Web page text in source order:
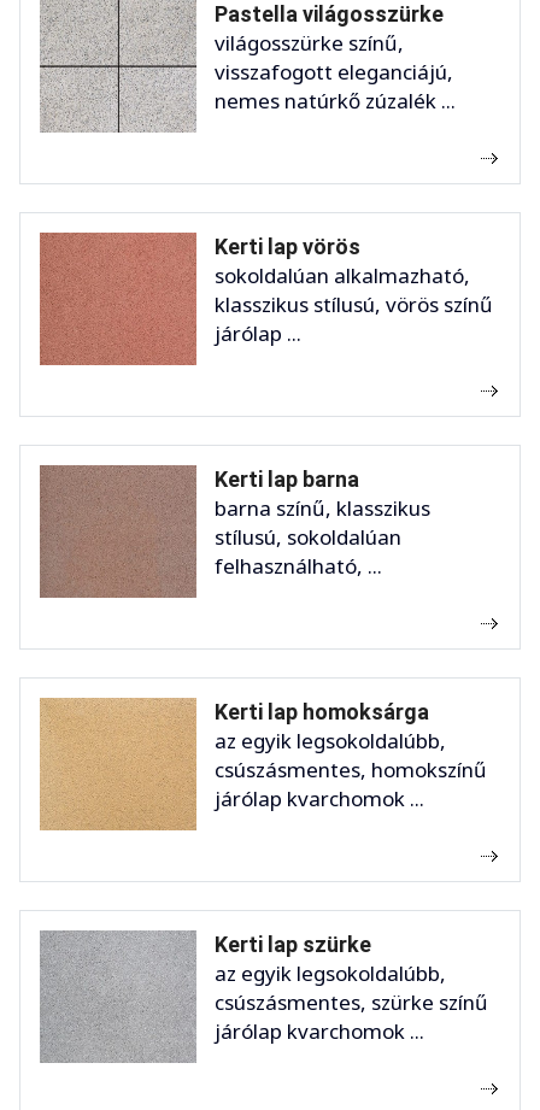
Pastella világosszürke
világosszürke színű,
visszafogott eleganciájú,
nemes natúrkő zúzalék ...
Kerti lap vörös
sokoldalúan alkalmazható,
klasszikus stílusú, vörös színű
járólap ...
Kerti lap barna
barna színű, klasszikus
stílusú, sokoldalúan
felhasználható, ...
Kerti lap homoksárga
az egyik legsokoldalúbb,
csúszásmentes, homokszínű
járólap kvarchomok ...
Kerti lap szürke
az egyik legsokoldalúbb,
csúszásmentes, szürke színű
járólap kvarchomok ...